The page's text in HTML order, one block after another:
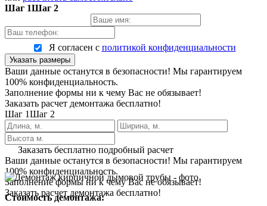
Шаг 1Шаг 2
Я согласен с политикой конфиденциальности
Указать размеры
Ваши данные останутся в безопасности! Мы гарантируем
100% конфиденциальность.
Заполнение формы ни к чему Вас не обязывает!
Заказать расчет демонтажа бесплатно!
Шаг 1Шаг 2
Заказать бесплатно подробный расчет
Ваши данные останутся в безопасности! Мы гарантируем
100% конфиденциальность.
Заполнение формы ни к чему Вас не обязывает!
Заказать расчет демонтажа бесплатно!
Стоимость демонтажа: